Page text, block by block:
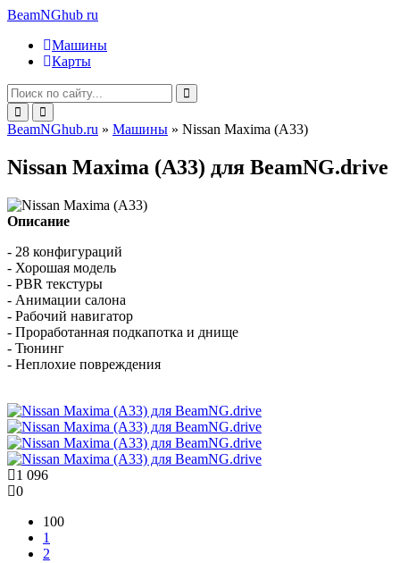
BeamNGhub ru
Машины
Карты
BeamNGhub.ru » Машины » Nissan Maxima (A33)
Nissan Maxima (A33) для BeamNG.drive
Описание
- 28 конфигураций
- Хорошая модель
- PBR текстуры
- Анимации салона
- Рабочий навигатор
- Проработанная подкапотка и днище
- Тюнинг
- Неплохие повреждения
1 096
0
100
1
2